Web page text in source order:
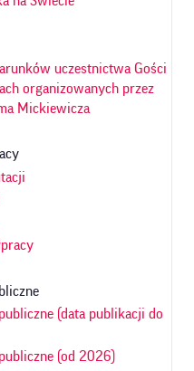
uczestnictwa Gości
organizowanych przez
Mickiewicza
(data publikacji do
(od 2026)